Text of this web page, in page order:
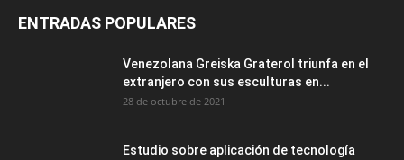
ENTRADAS POPULARES
Venezolana Greiska Graterol triunfa en el
extranjero con sus esculturas en...
28 de octubre de 2021
Estudio sobre aplicación de tecnología